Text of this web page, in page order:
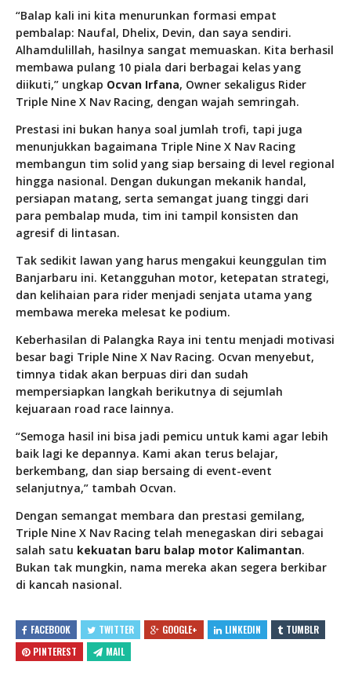
“Balap kali ini kita menurunkan formasi empat
pembalap: Naufal, Dhelix, Devin, dan saya sendiri.
Alhamdulillah, hasilnya sangat memuaskan. Kita berhasil
membawa pulang 10 piala dari berbagai kelas yang
diikuti,” ungkap Ocvan Irfana, Owner sekaligus Rider
Triple Nine X Nav Racing, dengan wajah semringah.
Prestasi ini bukan hanya soal jumlah trofi, tapi juga
menunjukkan bagaimana Triple Nine X Nav Racing
membangun tim solid yang siap bersaing di level regional
hingga nasional. Dengan dukungan mekanik handal,
persiapan matang, serta semangat juang tinggi dari
para pembalap muda, tim ini tampil konsisten dan
agresif di lintasan.
Tak sedikit lawan yang harus mengakui keunggulan tim
Banjarbaru ini. Ketangguhan motor, ketepatan strategi,
dan kelihaian para rider menjadi senjata utama yang
membawa mereka melesat ke podium.
Keberhasilan di Palangka Raya ini tentu menjadi motivasi
besar bagi Triple Nine X Nav Racing. Ocvan menyebut,
timnya tidak akan berpuas diri dan sudah
mempersiapkan langkah berikutnya di sejumlah
kejuaraan road race lainnya.
“Semoga hasil ini bisa jadi pemicu untuk kami agar lebih
baik lagi ke depannya. Kami akan terus belajar,
berkembang, dan siap bersaing di event-event
selanjutnya,” tambah Ocvan.
Dengan semangat membara dan prestasi gemilang,
Triple Nine X Nav Racing telah menegaskan diri sebagai
salah satu kekuatan baru balap motor Kalimantan.
Bukan tak mungkin, nama mereka akan segera berkibar
di kancah nasional.
FACEBOOK TWITTER GOOGLE+ LINKEDIN
TUMBLR
PINTEREST
MAIL